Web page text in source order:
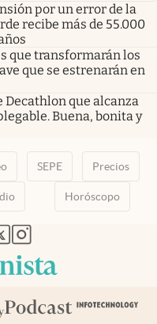
por un error de la
recibe más de 55.000
que transformarán los
que se estrenarán en
que alcanza
Buena, bonita y
SEPE Precios
Horóscopo
pestaña
nueva pestaña
en nueva pestaña
abre en nueva pestaña
abre en nueva pestaña